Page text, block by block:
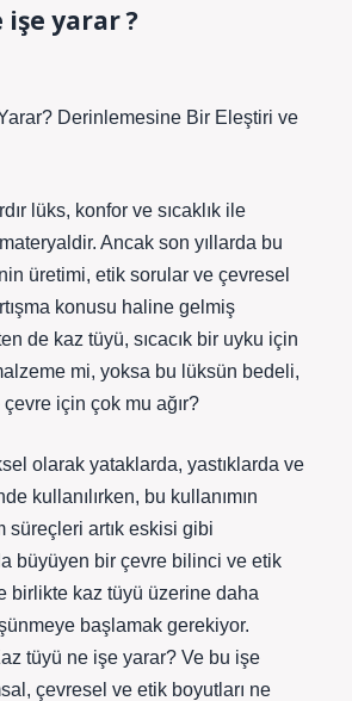
yarar ?
Derinlemesine Bir Eleştiri ve
lüks, konfor ve sıcaklık ile
Ancak son yıllarda bu
üretimi, etik sorular ve çevresel
konusu haline gelmiş
de kaz tüyü, sıcacık bir uyku için
mi, yoksa bu lüksün bedeli,
için çok mu ağır?
olarak yataklarda, yastıklarda ve
kullanılırken, bu kullanımın
süreçleri artık eskisi gibi
büyüyen bir çevre bilinci ve etik
birlikte kaz tüyü üzerine daha
başlamak gerekiyor.
tüyü ne işe yarar? Ve bu işe
çevresel ve etik boyutları ne